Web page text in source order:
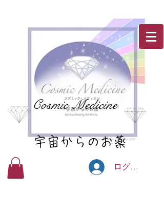
Cosmic Medicine
宇宙からのお薬
ログイン